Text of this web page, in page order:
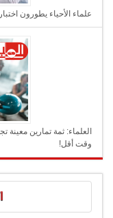
علماء الأحياء يطورون
العلماء: ثمة تمارين
وقت أقل!